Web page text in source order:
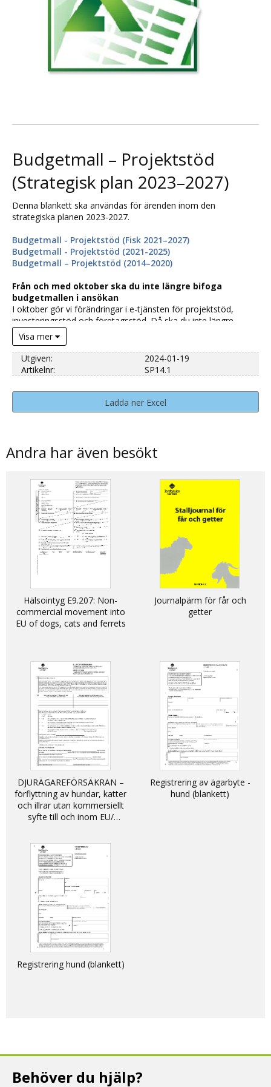
Budgetmall – Projektstöd
(Strategisk plan 2023–2027)
Denna blankett ska användas för ärenden inom den
strategiska planen 2023-2027.
Budgetmall - Projektstöd (Fisk 2021–2027)
Budgetmall - Projektstöd (2021-2025)
Budgetmall – Projektstöd (2014–2020)
Från och med oktober ska du inte längre bifoga
budgetmallen i ansökan
I oktober gör vi förändringar i e-tjänsten för projektstöd,
investeringsstöd och företagsstöd. Då ska du inte längre
bifoga budgetmallen i din ansökan. I stället ska du fylla i
uppgifterna om utgifter och finansiering direkt i e-tjänsten.
Från oktober kan du fortfarande ladda ner mallen och använda
den som arbetsmaterial medan du förbereder din ansökan.
Mer om förändringarna i e-tjänsten (jordbruksverket.se)
Visa mer
Ladda ner Excel
Utgiven:
2024-01-19
Artikelnr:
SP14.1
Andra har även besökt
Hälsointyg E9.207: Non-
commercial movement into
EU of dogs, cats and ferrets
Journalpärm för får och
getter
DJURÄGAREFÖRSÄKRAN –
förflyttning av hundar, katter
och illrar utan kommersiellt
syfte till och inom EU/
dogs, cats and ferrets into
and within the EU
Registrering av ägarbyte -
hund (blankett)
Registrering hund (blankett)
Behöver du hjälp?